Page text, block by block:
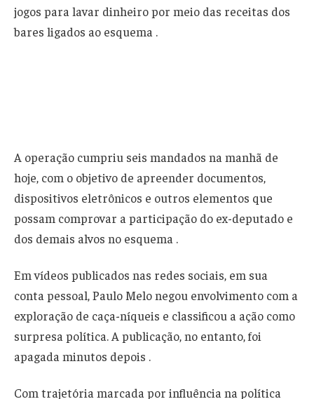
jogos para lavar dinheiro por meio das receitas dos
bares ligados ao esquema .
A operação cumpriu seis mandados na manhã de
hoje, com o objetivo de apreender documentos,
dispositivos eletrônicos e outros elementos que
possam comprovar a participação do ex-deputado e
dos demais alvos no esquema .
Em vídeos publicados nas redes sociais, em sua
conta pessoal, Paulo Melo negou envolvimento com a
exploração de caça-níqueis e classificou a ação como
surpresa política. A publicação, no entanto, foi
apagada minutos depois .
Com trajetória marcada por influência na política